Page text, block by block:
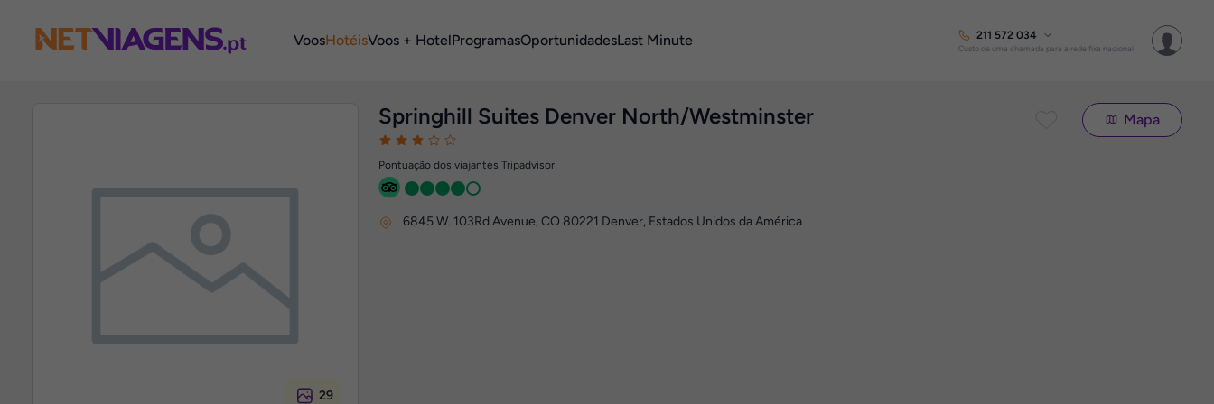
VoosHotéisVoos + HotelProgramasOportunidadesLast Minute 211 572 034
Custo de uma chamada para a rede fixa nacional
29
Springhill Suites Denver North/Westminster
Pontuação dos viajantes Tripadvisor
Mapa
6845 W. 103Rd Avenue,CO 80221 Denver, Estados Unidos da América